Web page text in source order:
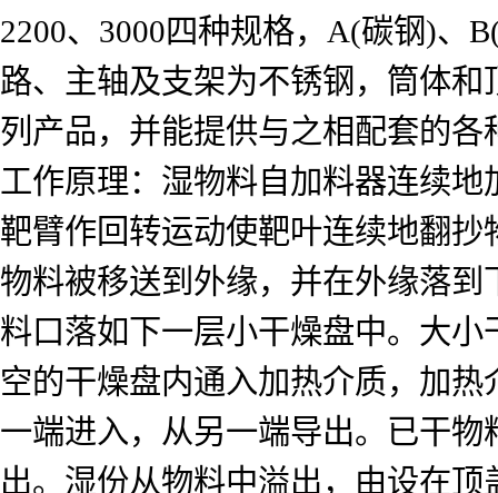
2200、3000四种规格，A(碳钢)、
路、主轴及支架为不锈钢，筒体
列产品，并能提供与之相配套的
工作原理：湿物料自加料器连续
靶臂作回转运动使靶叶连续地翻
物料被移送到外缘，并在外缘落
料口落如下一层小干燥盘中。大
空的干燥盘内通入加热介质，加
一端进入，从另一端导出。已干
出。湿份从物料中溢出，由设在